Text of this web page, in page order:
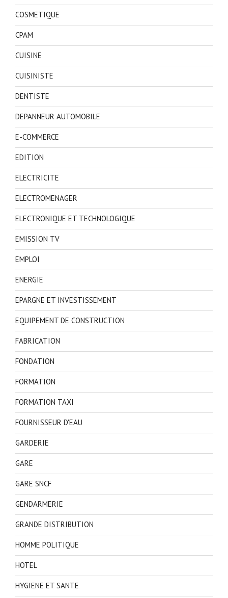
COSMETIQUE
CPAM
CUISINE
CUISINISTE
DENTISTE
DEPANNEUR AUTOMOBILE
E-COMMERCE
EDITION
ELECTRICITE
ELECTROMENAGER
ELECTRONIQUE ET TECHNOLOGIQUE
EMISSION TV
EMPLOI
ENERGIE
EPARGNE ET INVESTISSEMENT
EQUIPEMENT DE CONSTRUCTION
FABRICATION
FONDATION
FORMATION
FORMATION TAXI
FOURNISSEUR D'EAU
GARDERIE
GARE
GARE SNCF
GENDARMERIE
GRANDE DISTRIBUTION
HOMME POLITIQUE
HOTEL
HYGIENE ET SANTE